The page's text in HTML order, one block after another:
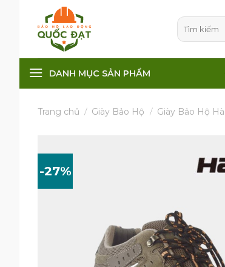
content
Tìm
kiếm:
DANH MỤC SẢN PHẨM
Trang chủ / Giày Bảo Hộ / Giày Bảo Hộ
-27%